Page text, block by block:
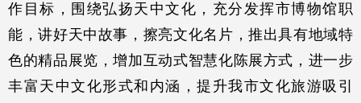
作目标，围绕弘扬天中文化，充分发挥市博物馆职
能，讲好天中故事，擦亮文化名片，推出具有地域特
色的精品展览，增加互动式智慧化陈展方式，进一步
丰富天中文化形式和内涵，提升我市文化旅游吸引